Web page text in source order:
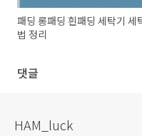
패딩 롱패딩 흰패딩 세탁기 세
법 정리
댓글
HAM_luck